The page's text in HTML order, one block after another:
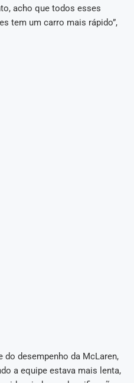
acho que todos esses
tem um carro mais rápido”,
desempenho da McLaren,
a equipe estava mais lenta,